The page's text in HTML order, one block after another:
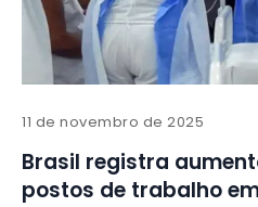
11 de novembro de 2025
Brasil registra
postos de trabalho